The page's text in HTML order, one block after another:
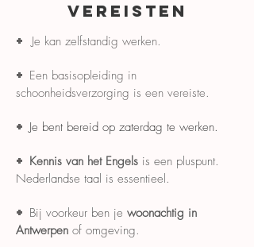
VEREISTEN
+ Je kan zelfstandig werken.
+ Een basisopleiding in
schoonheidsverzorging is een vereiste.
+ Je bent bereid op zaterdag te werken.
+ Kennis van het Engels is een pluspunt.
Nederlandse taal is essentieel.
+ Bij voorkeur ben je woonachtig in
Antwerpen of omgeving.